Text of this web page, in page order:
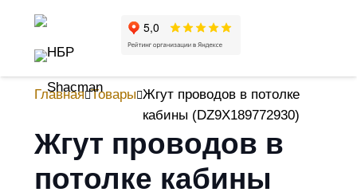
Главная Товары Жгут проводов в потолке
кабины (DZ9X189772930)
Жгут проводов в
потолке кабины